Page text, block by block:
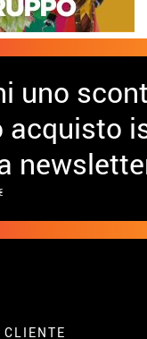
uno
acquisto